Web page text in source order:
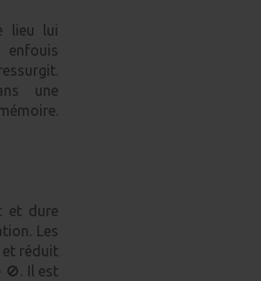
lieu lui
enfouis
une
et dure
Les
et réduit
🚫. Il est